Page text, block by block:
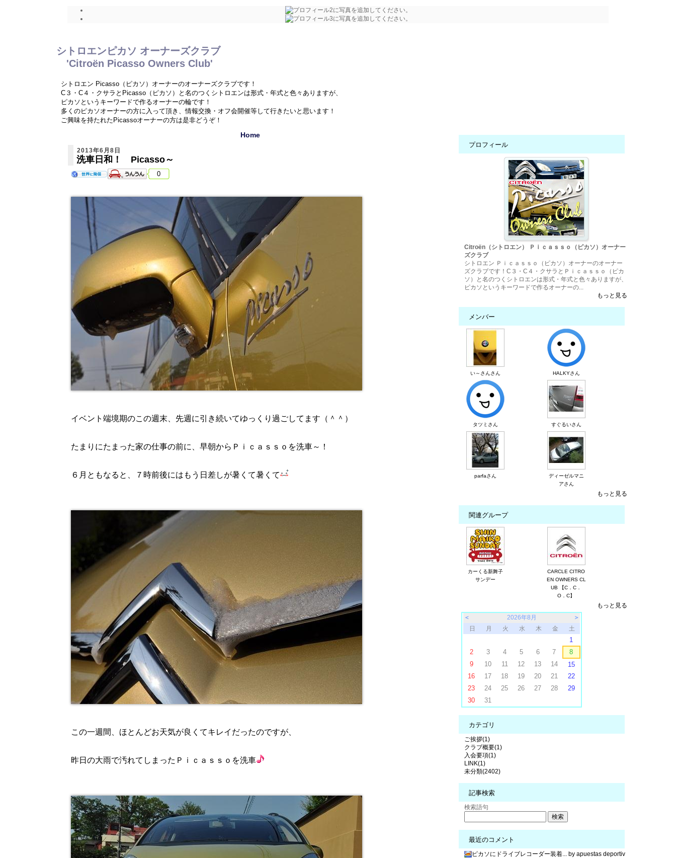
シトロエンピカソ オーナーズクラブ
'Citroën Picasso Owners Club'
シトロエン Picasso（ピカソ）オーナーのオーナーズクラブです！
C３・C４・クサラとPicasso（ピカソ）と名のつくシトロエンは形式・年式と色々ありますが、
ピカソというキーワードで作るオーナーの輪です！
多くのピカソオーナーの方に入って頂き、情報交換・オフ会開催等して行きたいと思います！
ご興味を持たれたPicassoオーナーの方は是非どうぞ！
Home
2013年6月8日
洗車日和！ Picasso～
0
イベント端境期のこの週末、先週に引き続いてゆっくり過ごしてます（＾＾）
たまりにたまった家の仕事の前に、早朝からＰｉｃａｓｓｏを洗車～！
６月ともなると、７時前後にはもう日差しが暑くて暑くて
この一週間、ほとんどお天気が良くてキレイだったのですが、
昨日の大雨で汚れてしまったＰｉｃａｓｓｏを洗車
プロフィール
Citroën（シトロエン） Ｐｉｃａｓｓｏ（ピカソ）オーナー
ズクラブ
シトロエン Ｐｉｃａｓｓｏ（ピカソ）オーナーのオーナー
ズクラブです！C３・C４・クサラとＰｉｃａｓｓｏ（ピカ
ソ）と名のつくシトロエンは形式・年式と色々ありますが、
ピカソというキーワードで作るオーナーの...
もっと見る
メンバー
い～さんさん HALKYさん
タツミさん すぐるいさん
parfaさん
ディーゼルマニ
アさん
もっと見る
関連グループ
カーくる新舞子
サンデー
CARCLE CITRO
EN OWNERS CL
UB 【C．C．
O．C】
もっと見る
＜
2026年8月
＞
日
月 火 水 木 金 土
1
2
3 4 5 6 7
8
9
10 11 12 13 14
15
16
17 18 19 20 21
22
23
24 25 26 27 28
29
30
31
カテゴリ
ご挨拶(1)
クラブ概要(1)
入会要項(1)
LINK(1)
未分類(2402)
記事検索
検索語句
最近のコメント
ピカソにドライブレコーダー装着... by apuestas deportiv